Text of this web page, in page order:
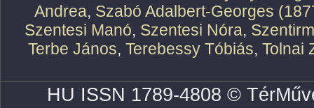
Andrea, Szabó Adalbert-Georges
Szentesi Manó, Szentesi Nóra,
Terbe János, Terebessy Tóbiás, Tolnai
HU ISSN 1789-4808 ©